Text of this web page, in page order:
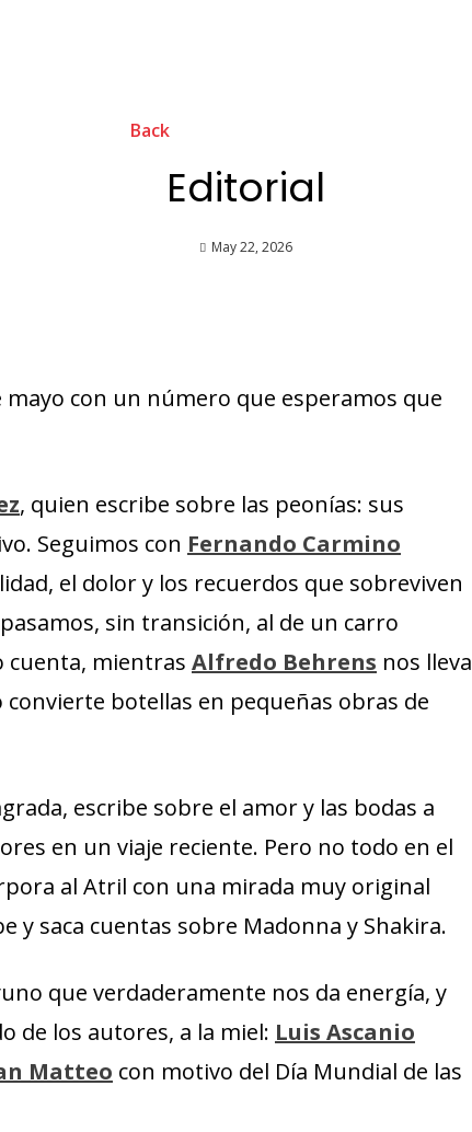
Back
Editorial
May 22, 2026
con un número que esperamos que
, quien escribe sobre las peonías: sus
Seguimos con Fernando Carmino
el dolor y los recuerdos que sobreviven
sin transición, al de un carro
cuenta, mientras Alfredo Behrens nos lleva
botellas en pequeñas obras de
escribe sobre el amor y las bodas a
en un viaje reciente. Pero no todo en el
al Atril con una mirada muy original
y saca cuentas sobre Madonna y Shakira.
que verdaderamente nos da energía, y
de los autores, a la miel: Luis Ascanio
Matteo con motivo del Día Mundial de las